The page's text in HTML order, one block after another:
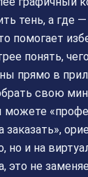
тень, а где
помогает
понять,
прямо в
свою
можете
заказать»,
но и на
это не